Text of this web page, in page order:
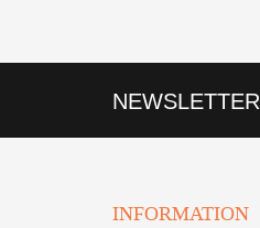
NEWSLETTER
INFORMATION